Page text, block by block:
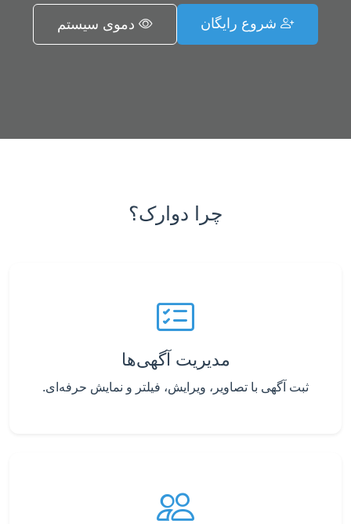
شروع رایگان دموی سیستم
چرا دوارک؟
مدیریت آگهی‌ها
ثبت آگهی با تصاویر، ویرایش، فیلتر و نمایش حرفه‌ای.